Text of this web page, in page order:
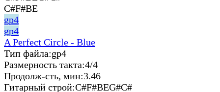
C#F#BE
gp4
gp4
A Perfect Circle - Blue
Тип файла:gp4
Размерность такта:4/4
Продолж-сть, мин:3.46
Гитарный строй:C#F#BEG#C#